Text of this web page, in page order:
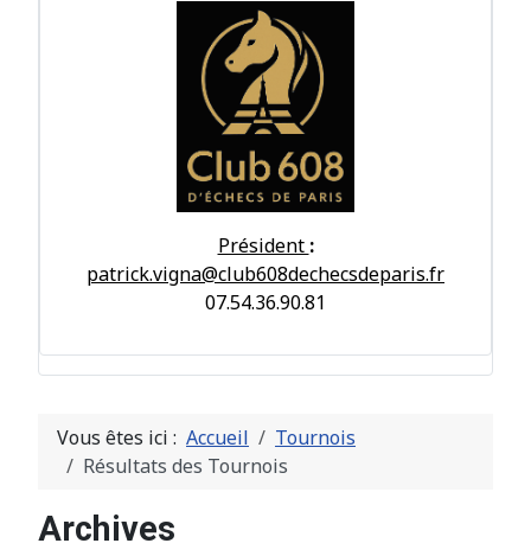
Président :
patrick.vigna@club608dechecsdeparis.fr
07.54.36.90.81
Vous êtes ici : Accueil
Tournois
Résultats des Tournois
Archives